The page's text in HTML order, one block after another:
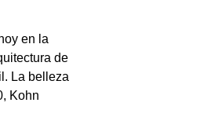
en la
de
La belleza
Kohn